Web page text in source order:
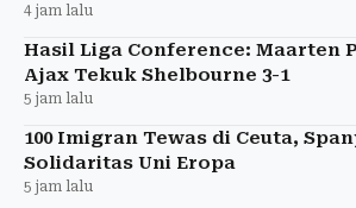
4 jam lalu
Hasil Liga Conference: Maarten
Ajax Tekuk Shelbourne 3-1
5 jam lalu
100 Imigran Tewas di Ceuta,
Solidaritas Uni Eropa
5 jam lalu